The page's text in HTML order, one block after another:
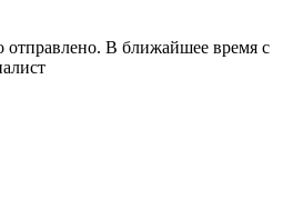
В ближайшее время с